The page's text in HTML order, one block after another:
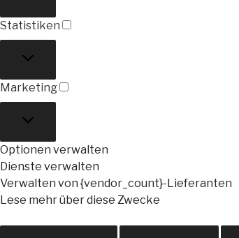
Statistiken
Marketing
Optionen verwalten
Dienste verwalten
Verwalten von {vendor_count}-Lieferanten
Lese mehr über diese Zwecke